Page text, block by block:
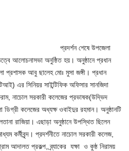
প্রদর্শন শেষে উপজেলা
আলোচনাসভা অনুষ্ঠিত হয়। অনুষ্ঠানে প্রধান
প্রশাসক আবু ছালেহ মোঃ মুসা জঙ্গী। প্রধান
এর সিনিয়র সাইন্টিফিক অফিসার সানজিদা
নাচোল সরকারী কলেজের প্রভাষক(উদ্ভিদ
ডিগ্রী কলেজের অধ্যক্ষ ওবাইদুর রহমান। অনুষ্ঠানটি
রাজিয়া। এছাড়া অনুষ্ঠানে উপস্থিত ছিলেন
কর্মীবৃন্দ। প্রদর্শনীতে নাচোল সরকারী কলেজ,
আদালত প্রকল্প, ব্র্যাকের যক্ষা ও কুষ্ঠ নিরাময়